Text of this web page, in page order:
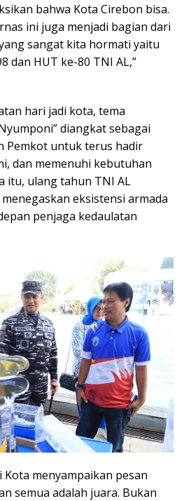
bahwa Kota Cirebon bisa.
ini juga menjadi bagian dari
sangat kita hormati yaitu
dan HUT ke-80 TNI AL,”
hari jadi kota, tema
diangkat sebagai
Pemkot untuk terus hadir
dan memenuhi kebutuhan
itu, ulang tahun TNI AL
eksistensi armada
penjaga kedaulatan
Kota menyampaikan pesan
semua adalah juara. Bukan